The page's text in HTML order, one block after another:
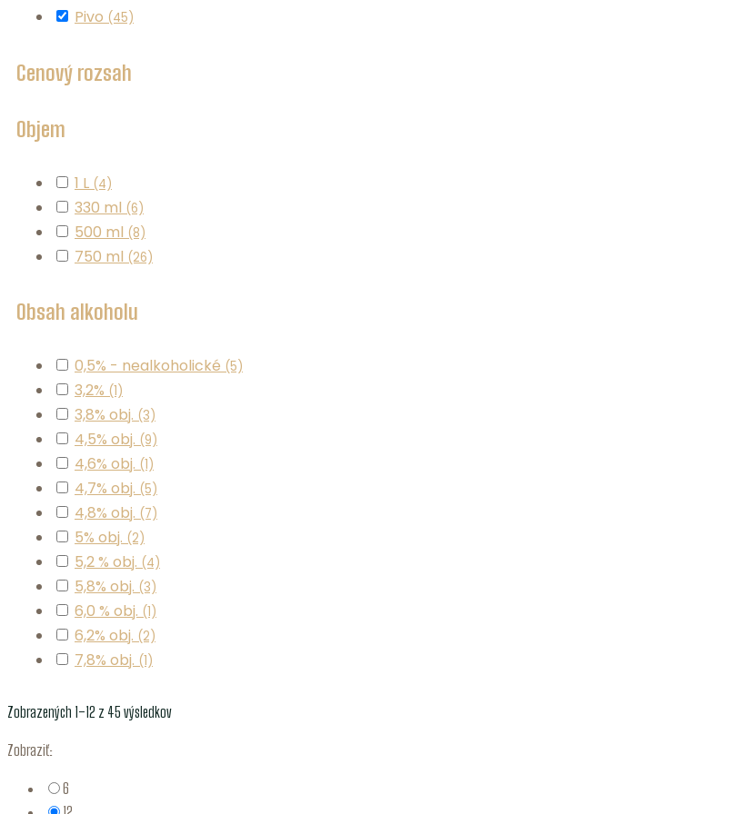
Pivo (45)
Cenový rozsah
Objem
1 L (4)
330 ml (6)
500 ml (8)
750 ml (26)
Obsah alkoholu
0,5% - nealkoholické (5)
3,2% (1)
3,8% obj. (3)
4,5% obj. (9)
4,6% obj. (1)
4,7% obj. (5)
4,8% obj. (7)
5% obj. (2)
5,2 % obj. (4)
5,8% obj. (3)
6,0 % obj. (1)
6,2% obj. (2)
7,8% obj. (1)
Zobrazených 1–12 z 45 výsledkov
Zobraziť:
6